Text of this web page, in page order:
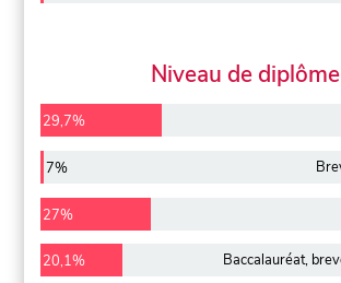
Niveau de diplôme
29,7%
7%
27%
20,1% Baccalauréat,